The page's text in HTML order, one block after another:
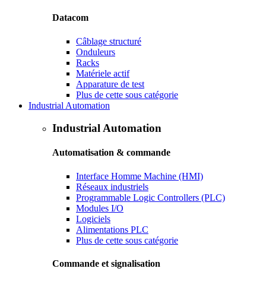
Datacom
Câblage structuré
Onduleurs
Racks
Matériele actif
Apparature de test
Plus de cette sous catégorie
Industrial Automation
Industrial Automation
Automatisation & commande
Interface Homme Machine (HMI)
Réseaux industriels
Programmable Logic Controllers (PLC)
Modules I/O
Logiciels
Alimentations PLC
Plus de cette sous catégorie
Commande et signalisation